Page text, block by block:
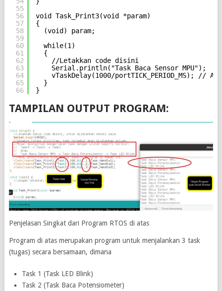
55
56
57
58
59
60
61
62
63
64
65
66
void Task_Print3(void *param)
{
(void) param;
while(1)
{
//Letakkan code disini
Serial.println("Task Baca Sensor MPU");
vTaskDelay(1000/portTICK_PERIOD_MS);
}
}
TAMPILAN OUTPUT PROGRAM:
Penjelasan Singkat dari Program RTOS di atas
Program di atas merupakan program untuk menjalankan 3 task
(tugas) secara bersamaan, dimana
Task 1 (Task LED Blink)
Task 2 (Task Baca Potensiometer)